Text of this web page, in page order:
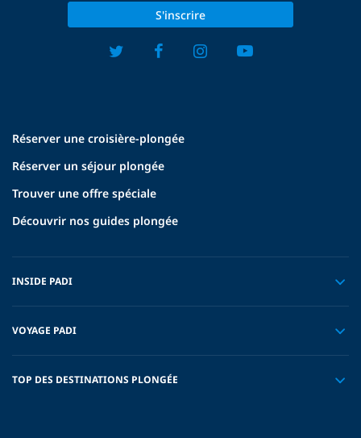
Réserver une croisière-plongée
Réserver un séjour plongée
Trouver une offre spéciale
Découvrir nos guides plongée
INSIDE PADI
VOYAGE PADI
TOP DES DESTINATIONS PLONGÉE
S'inscrire